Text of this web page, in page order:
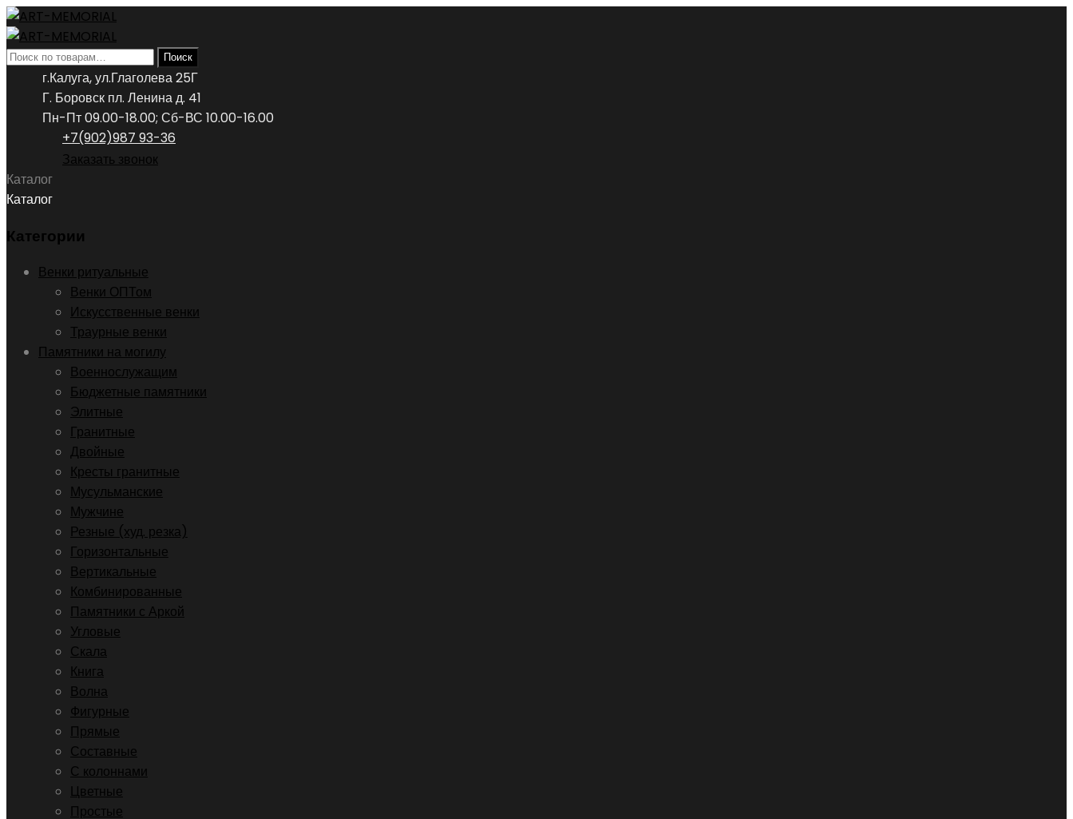
Искать: Поиск
г.Калуга, ул.Глаголева 25Г
Г. Боровск пл. Ленина д. 41
Пн-Пт 09.00-18.00; Сб-ВС 10.00-16.00
+7(902)987 93-36
Заказать звонок
Каталог
Каталог
Категории
Венки ритуальные
Венки ОПТом
Искусственные венки
Траурные венки
Памятники на могилу
Военнослужащим
Бюджетные памятники
Элитные
Гранитные
Двойные
Кресты гранитные
Мусульманские
Мужчине
Резные (худ. резка)
Горизонтальные
Вертикальные
Комбинированные
Памятники с Аркой
Угловые
Скала
Книга
Волна
Фигурные
Прямые
Составные
С колоннами
Цветные
Простые